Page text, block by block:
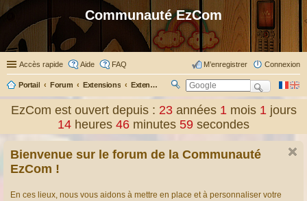
Communauté EzCom
Accès rapide Aide FAQ Connexion
M’enregistrer
Portail Forum Extensions Extensions présentées & traduites
er
EzCom est ouvert depuis : 23 années1 mois1 jours
14heures 47minutes 0 secondes
Bienvenue sur le forum de la Communauté
EzCom !
En ces lieux, nous vous aidons à mettre en place et à personnaliser votre